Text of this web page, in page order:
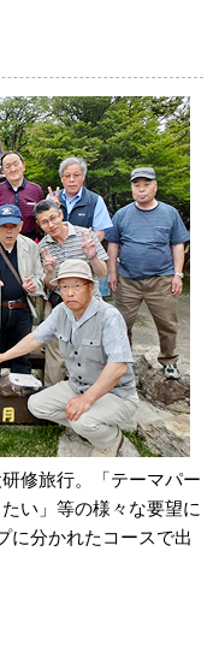
修旅行。「テーマパー
い」等の様々な要望に
に分かれたコースで出